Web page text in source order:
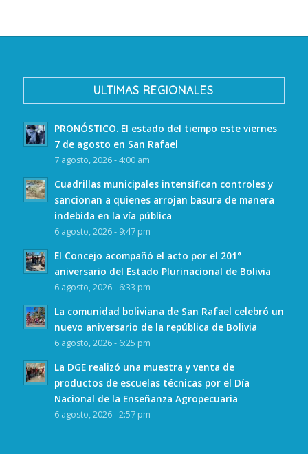
ULTIMAS REGIONALES
PRONÓSTICO. El estado del tiempo este viernes
7 de agosto en San Rafael
7 agosto, 2026 - 4:00 am
Cuadrillas municipales intensifican controles y
sancionan a quienes arrojan basura de manera
indebida en la vía pública
6 agosto, 2026 - 9:47 pm
El Concejo acompañó el acto por el 201°
aniversario del Estado Plurinacional de Bolivia
6 agosto, 2026 - 6:33 pm
La comunidad boliviana de San Rafael celebró un
nuevo aniversario de la república de Bolivia
6 agosto, 2026 - 6:25 pm
La DGE realizó una muestra y venta de
productos de escuelas técnicas por el Día
Nacional de la Enseñanza Agropecuaria
6 agosto, 2026 - 2:57 pm